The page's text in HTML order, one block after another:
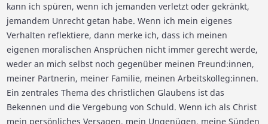
kann ich spüren, wenn ich jemanden verletzt oder gekränkt,
jemandem Unrecht getan habe. Wenn ich mein eigenes
Verhalten reflektiere, dann merke ich, dass ich meinen
eigenen moralischen Ansprüchen nicht immer gerecht werde,
weder an mich selbst noch gegenüber meinen Freund:innen,
meiner Partnerin, meiner Familie, meinen Arbeitskolleg:innen.
Ein zentrales Thema des christlichen Glaubens ist das
Bekennen und die Vergebung von Schuld. Wenn ich als Christ
mein persönliches Versagen, mein Ungenügen, meine Sünden